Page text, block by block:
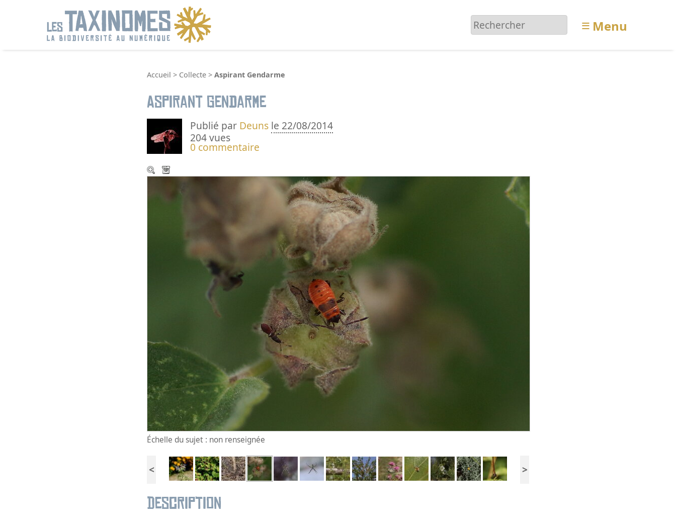
≡ Menu
Accueil > Collecte > Aspirant Gendarme
Aspirant Gendarme
Publié par Deuns le 22/08/2014
204 vues
0 commentaire
Échelle du sujet : non renseignée
< >
Description